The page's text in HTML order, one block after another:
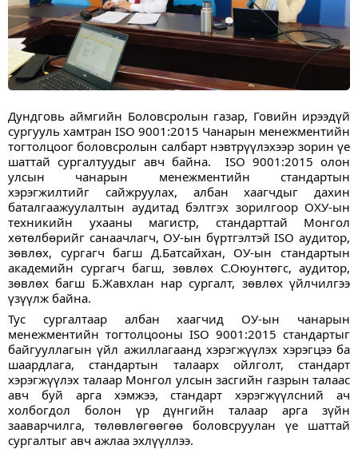
Дундговь аймгийн Боловсролын газар, Говийн ирээдүй
сургууль хамтран ISO 9001:2015 Чанарын менежментийн
тогтолцоог боловсролын салбарт нэвтрүүлэхээр зорин үе
шаттай сургалтуудыг авч байна.  ISO 9001:2015 олон
улсын чанарын менежментийн стандартын
хэрэгжилтийг сайжруулах, албан хаагчдыг дахин
баталгаажуулалтын аудитад бэлтгэх зорилгоор ОХУ-ын
техникийн ухааны магистр, стандарттай Монгол
хөтөлбөрийг санаачлагч, ОУ-ын бүртгэлтэй ISO аудитор,
зөвлөх, сургагч багш Д.Батсайхан, ОУ-ын стандартын
академийн сургагч багш, зөвлөх С.Оюунтөгс, аудитор,
зөвлөх багш Б.Жавхлан нар сургалт, зөвлөх үйлчилгээ
үзүүлж байна.
Тус сургалтаар албан хаагчид ОУ-ын чанарын
менежментийн тогтолцооны ISO 9001:2015 стандартыг
байгууллагын үйл ажиллагаанд хэрэгжүүлэх хэрэгцээ ба
шаардлага, стандартын талаарх ойлголт, стандарт
хэрэгжүүлэх талаар Монгол улсын засгийн газрын талаас
авч буй арга хэмжээ, стандарт хэрэгжүүлсний ач
холбогдол болон үр дүнгийн талаар арга зүйн
зааварчилга, төлөвлөгөөгөө боловсруулан үе шаттай
сургалтыг авч ажлаа эхлүүллээ.